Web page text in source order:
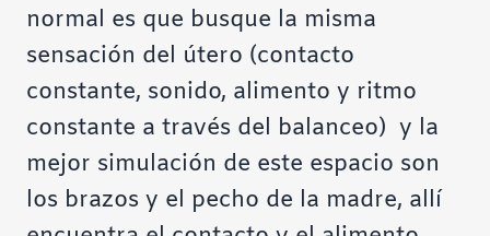
normal es que busque la misma
sensación del útero (contacto
constante, sonido, alimento y ritmo
constante a través del balanceo) y la
mejor simulación de este espacio son
los brazos y el pecho de la madre, allí